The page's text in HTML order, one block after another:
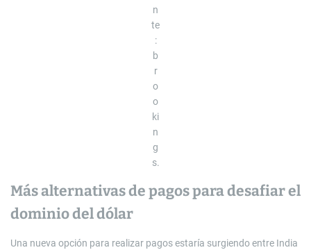
n
te
:
b
r
o
o
ki
n
g
s.
Más alternativas de pagos para desafiar el
dominio del dólar
Una nueva opción para realizar pagos estaría surgiendo entre India